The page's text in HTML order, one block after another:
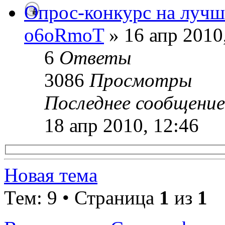
Опрос-конкурс на
o6oRmoT» 16 апр
6 Ответы
3086 Просмотры
Последнее
18 апр 2010, 12:46
Новая тема
Тем: 9 • Страница 1 из 1